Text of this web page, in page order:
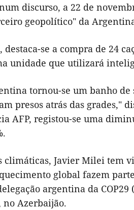
discurso, a 22 de
geopolítico" da
se a compra de 24
unidade que utilizará
tornou-se um banho
presos atrás das grades,"
AFP, registou-se uma
climáticas, Javier Milei tem
global fazem
argentina da
no Azerbaijão.